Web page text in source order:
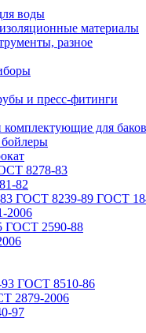
воды
материалы
разное
и пресс-фитинги
для баков
бойлеры
8278-83
82
ГОСТ 8239-89 ГОСТ
2006
ГОСТ 2590-88
ГОСТ 8510-86
2879-2006
97